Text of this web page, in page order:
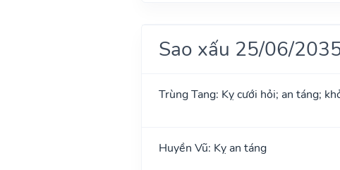
Sao xấu 25/06/
Trùng Tang: Kỵ cưới hỏi; an táng;
Huyền Vũ: Kỵ an táng